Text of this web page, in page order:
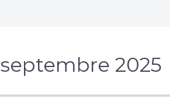
septembre 2025